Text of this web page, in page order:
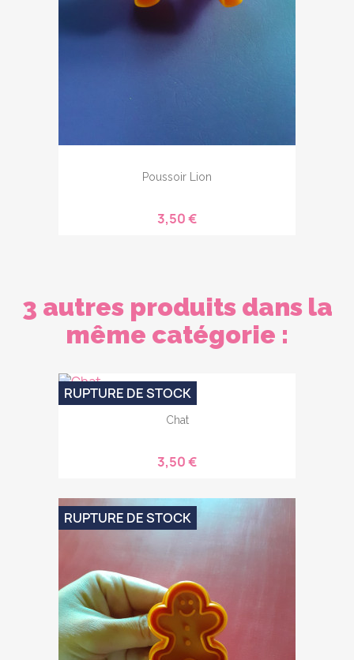
Poussoir Lion
3,50 €
3 autres produits dans la
même catégorie :
Chat
3,50 €
RUPTURE DE STOCK
RUPTURE DE STOCK